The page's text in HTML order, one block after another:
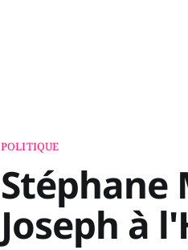
POLITIQUE
Stéphane
Joseph à